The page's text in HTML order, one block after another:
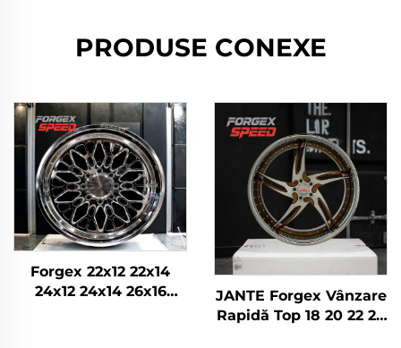
PRODUSE CONEXE
Forgex 22x12 22x14
24x12 24x14 26x16
JANTE Forgex Vânzare
Rapidă Top 18 20 22 24